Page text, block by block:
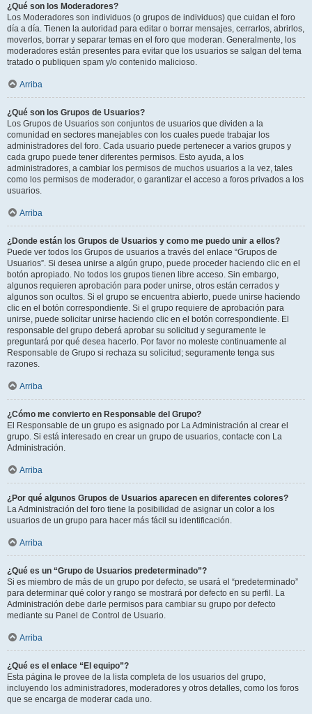
¿Qué son los Moderadores?
Los Moderadores son individuos (o grupos de individuos) que cuidan el foro
día a día. Tienen la autoridad para editar o borrar mensajes, cerrarlos, abrirlos,
moverlos, borrar y separar temas en el foro que moderan. Generalmente, los
moderadores están presentes para evitar que los usuarios se salgan del tema
tratado o publiquen spam y/o contenido malicioso.
Arriba
¿Qué son los Grupos de Usuarios?
Los Grupos de Usuarios son conjuntos de usuarios que dividen a la
comunidad en sectores manejables con los cuales puede trabajar los
administradores del foro. Cada usuario puede pertenecer a varios grupos y
cada grupo puede tener diferentes permisos. Esto ayuda, a los
administradores, a cambiar los permisos de muchos usuarios a la vez, tales
como los permisos de moderador, o garantizar el acceso a foros privados a los
usuarios.
Arriba
¿Donde están los Grupos de Usuarios y como me puedo unir a ellos?
Puede ver todos los Grupos de usuarios a través del enlace “Grupos de
Usuarios”. Si desea unirse a algún grupo, puede proceder haciendo clic en el
botón apropiado. No todos los grupos tienen libre acceso. Sin embargo,
algunos requieren aprobación para poder unirse, otros están cerrados y
algunos son ocultos. Si el grupo se encuentra abierto, puede unirse haciendo
clic en el botón correspondiente. Si el grupo requiere de aprobación para
unirse, puede solicitar unirse haciendo clic en el botón correspondiente. El
responsable del grupo deberá aprobar su solicitud y seguramente le
preguntará por qué desea hacerlo. Por favor no moleste continuamente al
Responsable de Grupo si rechaza su solicitud; seguramente tenga sus
razones.
Arriba
¿Cómo me convierto en Responsable del Grupo?
El Responsable de un grupo es asignado por La Administración al crear el
grupo. Si está interesado en crear un grupo de usuarios, contacte con La
Administración.
Arriba
¿Por qué algunos Grupos de Usuarios aparecen en diferentes colores?
La Administración del foro tiene la posibilidad de asignar un color a los
usuarios de un grupo para hacer más fácil su identificación.
Arriba
¿Qué es un “Grupo de Usuarios predeterminado”?
Si es miembro de más de un grupo por defecto, se usará el “predeterminado”
para determinar qué color y rango se mostrará por defecto en su perfil. La
Administración debe darle permisos para cambiar su grupo por defecto
mediante su Panel de Control de Usuario.
Arriba
¿Qué es el enlace “El equipo”?
Esta página le provee de la lista completa de los usuarios del grupo,
incluyendo los administradores, moderadores y otros detalles, como los foros
que se encarga de moderar cada uno.